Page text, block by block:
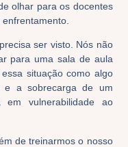
olhar para os docentes
ser visto. Nós não
para uma sala de aula
situação como algo
e a sobrecarga de um
vulnerabilidade ao
de treinarmos o nosso